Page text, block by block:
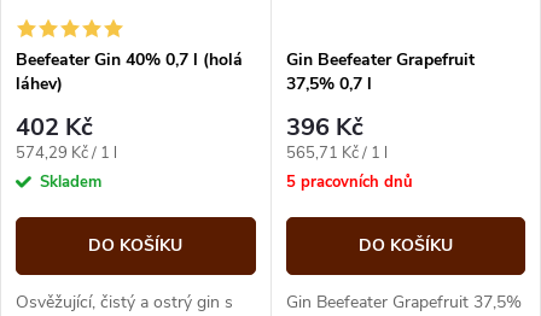
Beefeater Gin 40% 0,7 l (holá
láhev)
402 Kč
Měrná
cena:
574,29 Kč / 1 l
Skladem
DO KOŠÍKU
Osvěžující, čistý a ostrý gin s
Gin Beefeater Grapefruit
37,5% 0,7 l
396 Kč
Měrná
cena:
565,71 Kč / 1 l
5 pracovních dnů
DO KOŠÍKU
Gin Beefeater Grapefruit 37,5%